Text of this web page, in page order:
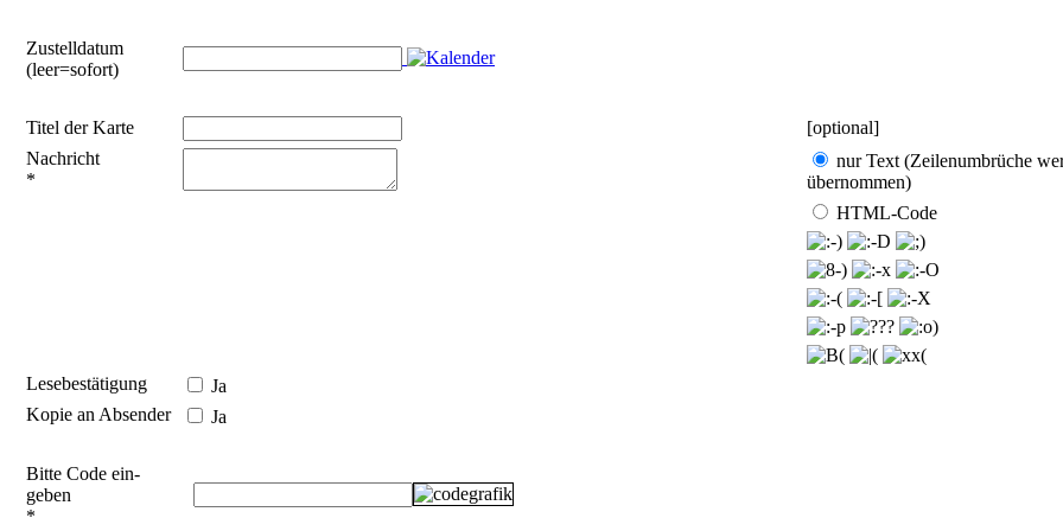
Zustelldatum
(leer=sofort)
Titel der Karte
[optional]
Nachricht
*
nur Text (Zeilen­umbrüche
übernommen)
HTML-Code
Lesebestätigung
Ja
Kopie an Absender
Ja
Bitte Code ein­
geben
*